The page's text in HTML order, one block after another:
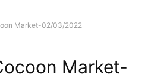
Market-02/03/2022
Market-